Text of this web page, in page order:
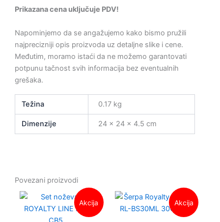
Prikazana cena uključuje PDV!
Napominjemo da se angažujemo kako bismo pružili
najprecizniji opis proizvoda uz detaljne slike i cene.
Međutim, moramo istaći da ne možemo garantovati
potpunu tačnost svih informacija bez eventualnih
grešaka.
Težina 0.17 kg
Dimenzije 24 × 24 × 4.5 cm
Povezani proizvodi
Akcija
Originalna
cena
je
Trenutna
cena
je:
Akcija
cena
je
cena
je: